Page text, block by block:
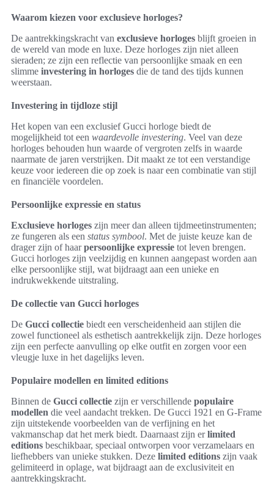
Waarom kiezen voor exclusieve horloges?
De aantrekkingskracht van exclusieve horloges blijft groeien in
de wereld van mode en luxe. Deze horloges zijn niet alleen
sieraden; ze zijn een reflectie van persoonlijke smaak en een
slimme investering in horloges die de tand des tijds kunnen
weerstaan.
Investering in tijdloze stijl
Het kopen van een exclusief Gucci horloge biedt de
mogelijkheid tot een waardevolle investering. Veel van deze
horloges behouden hun waarde of vergroten zelfs in waarde
naarmate de jaren verstrijken. Dit maakt ze tot een verstandige
keuze voor iedereen die op zoek is naar een combinatie van stijl
en financiële voordelen.
Persoonlijke expressie en status
Exclusieve horloges zijn meer dan alleen tijdmeetinstrumenten;
ze fungeren als een status symbool. Met de juiste keuze kan de
drager zijn of haarpersoonlijke expressie tot leven brengen.
Gucci horloges zijn veelzijdig en kunnen aangepast worden aan
elke persoonlijke stijl, wat bijdraagt aan een unieke en
indrukwekkende uitstraling.
De collectie van Gucci horloges
De Gucci collectie biedt een verscheidenheid aan stijlen die
zowel functioneel als esthetisch aantrekkelijk zijn. Deze horloges
zijn een perfecte aanvulling op elke outfit en zorgen voor een
vleugje luxe in het dagelijks leven.
Populaire modellen en limited editions
Binnen de Gucci collectie zijn er verschillende populaire
modellen die veel aandacht trekken. De Gucci 1921 en G-Frame
zijn uitstekende voorbeelden van de verfijning en het
vakmanschap dat het merk biedt. Daarnaast zijn erlimited
editions beschikbaar, speciaal ontworpen voor verzamelaars en
liefhebbers van unieke stukken. Deze limited editions zijn vaak
gelimiteerd in oplage, wat bijdraagt aan de exclusiviteit en
aantrekkingskracht.